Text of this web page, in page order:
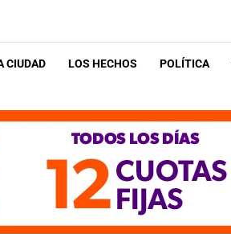
CIUDAD LOS HECHOS POLÍTICA